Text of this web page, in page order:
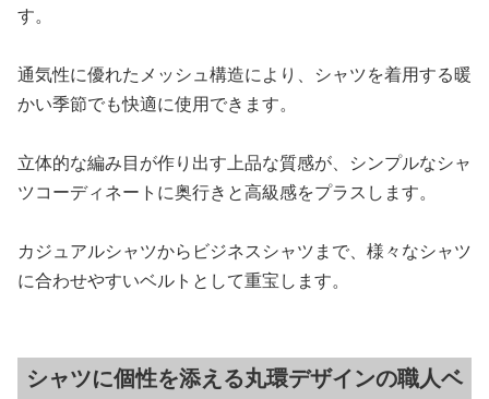
す。
通気性に優れたメッシュ構造により、シャツを着用する暖
かい季節でも快適に使用できます。
立体的な編み目が作り出す上品な質感が、シンプルなシャ
ツコーディネートに奥行きと高級感をプラスします。
カジュアルシャツからビジネスシャツまで、様々なシャツ
に合わせやすいベルトとして重宝します。
シャツに個性を添える丸環デザインの職人ベ